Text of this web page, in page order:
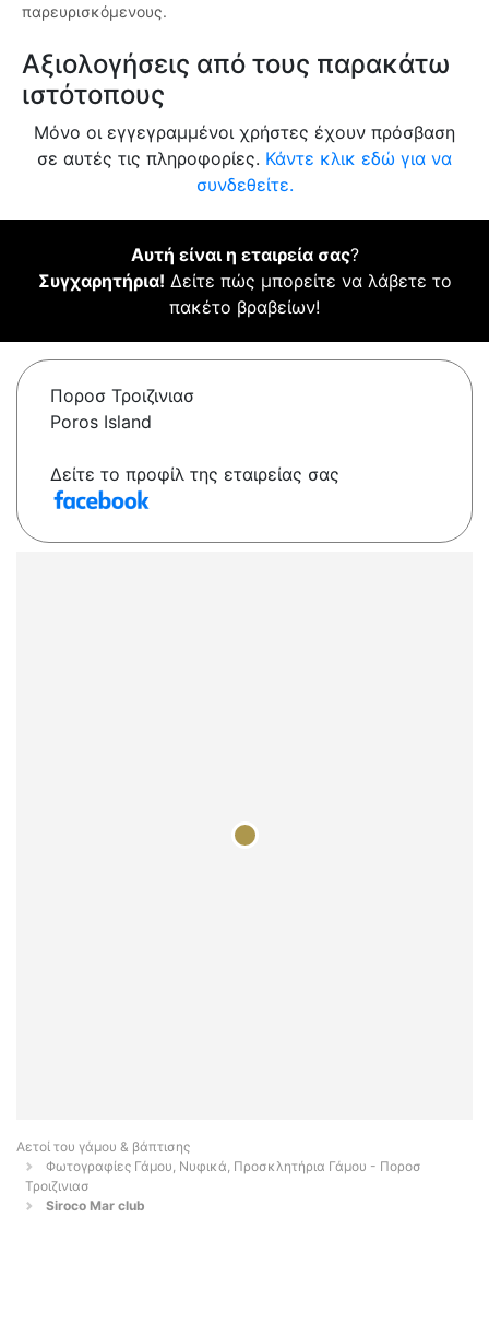
παρευρισκόμενους.
Αξιολογήσεις από τους παρακάτω
ιστότοπους
Μόνο οι εγγεγραμμένοι χρήστες έχουν πρόσβαση
σε αυτές τις πληροφορίες. Κάντε κλικ εδώ για να
συνδεθείτε.
Αυτή είναι η εταιρεία σας?
Συγχαρητήρια! Δείτε πώς μπορείτε να λάβετε το
πακέτο βραβείων!
Ποροσ Τροιζινιασ
Poros Island
Δείτε το προφίλ της εταιρείας σας
Αετοί του γάμου & βάπτισης
Φωτογραφίες Γάμου, Νυφικά, Προσκλητήρια Γάμου - Ποροσ
Τροιζινιασ
Siroco Mar club